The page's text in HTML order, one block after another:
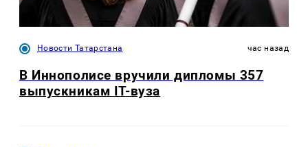
Новости Татарстана час назад
В Иннополисе вручили дипломы 357
выпускникам IT-вуза